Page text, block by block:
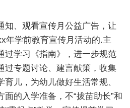
、观看宣传月公益广告，让
年学前教育宣传月活动的.主
过学习《指南》，进一步规范
过专题讨论、建言献策，收集
儿，为幼儿做好生活常规、
的入学准备，不“拔苗助长”和